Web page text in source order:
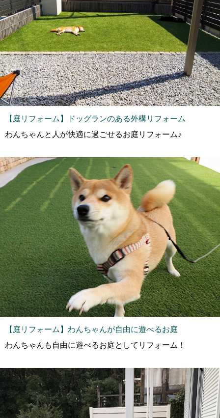
【庭リフォーム】ドッグランのある外構リフォーム
わんちゃんと人が快適に過ごせるお庭リフォーム♪
【庭リフォーム】わんちゃんが自由に遊べるお庭
わんちゃんも自由に遊べるお庭としてリフォーム！